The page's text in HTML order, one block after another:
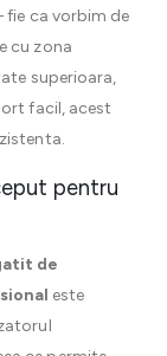
fie ca vorbim de
cu zona
superioara,
facil, acest
pentru
de
este